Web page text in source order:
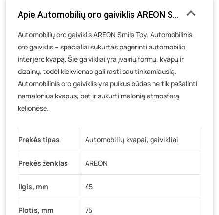
Veteranų g. 11, Visaginas - 0 vienetų
Baravykų g. 1, Druskininkai- 0 vienetų
Vilniaus g. 89D, Ukmergė- 0 vienetų
K. Donelaičio g. 17, Rokiškis
- 0 vienetų
Šaltupės g. 64, Zarasai - 0 vienetų
Apie Automobilių oro gaiviklis AREON Smile Toy,
Automobilių oro gaiviklis AREON Smile Toy. Automobilinis
oro gaiviklis – specialiai sukurtas pagerinti automobilio
interjero kvapą. Šie gaivikliai yra įvairių formų, kvapų ir
dizainų, todėl kiekvienas gali rasti sau tinkamiausią.
Automobilinis oro gaiviklis yra puikus būdas ne tik pašalinti
nemalonius kvapus, bet ir sukurti malonią atmosferą
kelionėse.
Prekės tipas Automobilių kvapai, gaivikliai
Prekės ženklas AREON
Ilgis, mm 45
Plotis, mm 75